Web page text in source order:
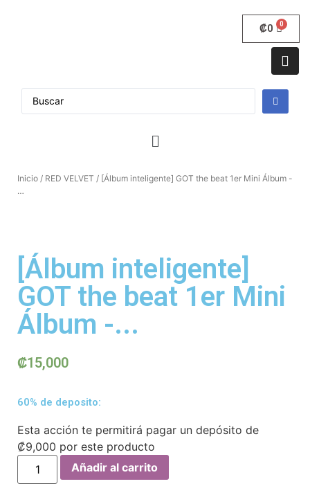
₡0
Inicio / RED VELVET / [Álbum inteligente] GOT the beat 1er Mini Álbum -
…
[Álbum inteligente]
GOT the beat 1er Mini
Álbum -...
₡15,000
60% de deposito:
Esta acción te permitirá pagar un depósito de
₡9,000 por este producto
Añadir al carrito